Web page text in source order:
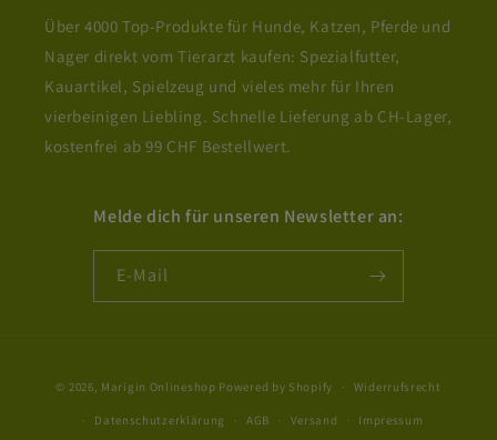
Über 4000 Top-Produkte für Hunde, Katzen, Pferde und
Nager direkt vom Tierarzt kaufen: Spezialfutter,
Kauartikel, Spielzeug und vieles mehr für Ihren
vierbeinigen Liebling. Schnelle Lieferung ab CH-Lager,
kostenfrei ab 99 CHF Bestellwert.
Melde dich für unseren Newsletter an:
E-Mail
© 2026, Marigin Onlineshop Powered by Shopify Widerrufsrecht
Datenschutzerklärung AGB Versand Impressum